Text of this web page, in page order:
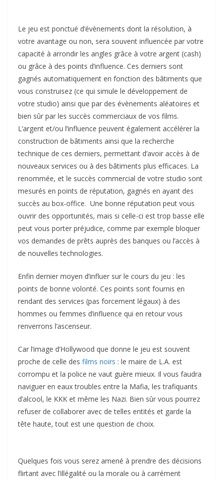
Le jeu est ponctué d’évènements dont la résolution, à
votre avantage ou non, sera souvent influencée par votre
capacité à arrondir les angles grâce à votre argent (cash)
ou grâce à des points d’influence. Ces derniers sont
gagnés automatiquement en fonction des bâtiments que
vous construisez (ce qui simule le développement de
votre studio) ainsi que par des évènements aléatoires et
bien sûr par les succès commerciaux de vos films.
L’argent et/ou l’influence peuvent également accélérer la
construction de bâtiments ainsi que la recherche
technique de ces derniers, permettant d’avoir accès à de
nouveaux services ou à des bâtiments plus efficaces. La
renommée, et le succès commercial de votre studio sont
mesurés en points de réputation, gagnés en ayant des
succès au box-office. Une bonne réputation peut vous
ouvrir des opportunités, mais si celle-ci est trop basse elle
peut vous porter préjudice, comme par exemple bloquer
vos demandes de prêts auprès des banques ou l’accès à
de nouvelles technologies.
Enfin dernier moyen d’influer sur le cours du jeu : les
points de bonne volonté. Ces points sont fournis en
rendant des services (pas forcement légaux) à des
hommes ou femmes d’influence qui en retour vous
renverrons l’ascenseur.
Car l’image d’Hollywood que donne le jeu est souvent
proche de celle des films noirs : le maire de L.A. est
corrompu et la police ne vaut guère mieux. Il vous faudra
naviguer en eaux troubles entre la Mafia, les trafiquants
d’alcool, le KKK et même les Nazi. Bien sûr vous pourrez
refuser de collaborer avec de telles entités et garde la
tête haute, tout est une question de choix.
Quelques fois vous serez amené à prendre des décisions
flirtant avec l’illégalité ou la morale ou à carrément